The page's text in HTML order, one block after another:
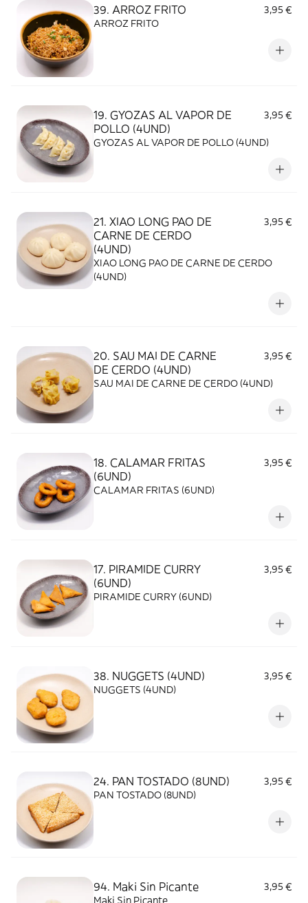
39. ARROZ FRITO
3,95 €
ARROZ FRITO
19. GYOZAS AL VAPOR DE
POLLO (4UND)
3,95 €
GYOZAS AL VAPOR DE POLLO (4UND)
21. XIAO LONG PAO DE
CARNE DE CERDO
(4UND)
3,95 €
XIAO LONG PAO DE CARNE DE CERDO
(4UND)
20. SAU MAI DE CARNE
DE CERDO (4UND)
3,95 €
SAU MAI DE CARNE DE CERDO (4UND)
18. CALAMAR FRITAS
(6UND)
3,95 €
CALAMAR FRITAS (6UND)
17. PIRAMIDE CURRY
(6UND)
3,95 €
PIRAMIDE CURRY (6UND)
38. NUGGETS (4UND)
3,95 €
NUGGETS (4UND)
24. PAN TOSTADO (8UND)
3,95 €
PAN TOSTADO (8UND)
94. Maki Sin Picante
3,95 €
Maki Sin Picante